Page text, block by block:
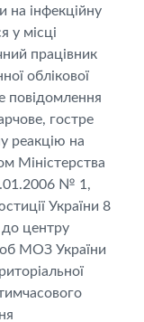
на інфекційну
у місці
працівник
облікової
повідомлення
гостре
реакцію на
Міністерства
№ 1,
України 8
центру
МОЗ України